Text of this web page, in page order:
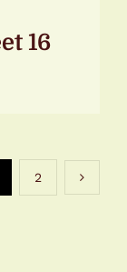
16
2